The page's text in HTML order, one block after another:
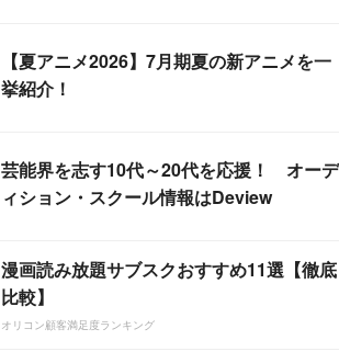
【夏アニメ2026】7月期夏の新アニメを一
挙紹介！
芸能界を志す10代～20代を応援！ オーデ
ィション・スクール情報はDeview
漫画読み放題サブスクおすすめ11選【徹底
比較】
オリコン顧客満足度ランキング